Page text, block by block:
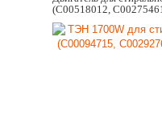
(C00518012,